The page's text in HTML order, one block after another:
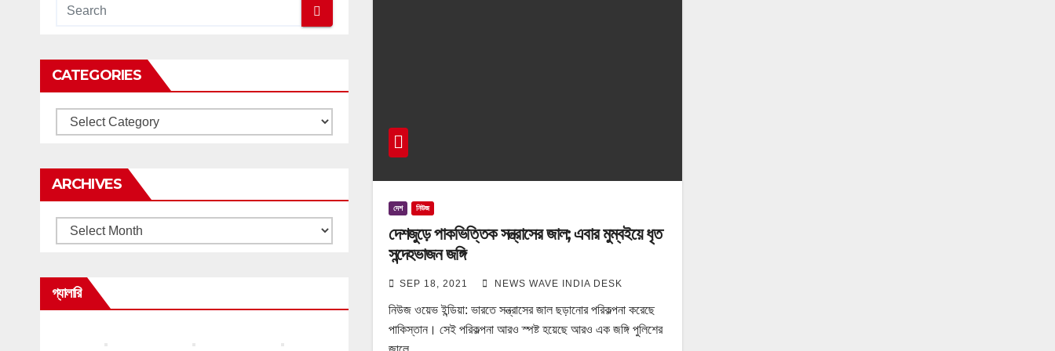
CATEGORIES
Categories
ARCHIVES
Archives
গ্যালারি
দেশ নিউজ
দেশজুড়ে পাকভিত্তিক সন্ত্রাসের জাল; এবার মুম্বইয়ে ধৃত
সন্দেহভাজন জঙ্গি
SEP 18, 2021 NEWS WAVE INDIA DESK
নিউজ ওয়েভ ইন্ডিয়া: ভারতে সন্ত্রাসের জাল ছড়ানোর পরিকল্পনা করেছে
পাকিস্তান। সেই পরিকল্পনা আরও স্পষ্ট হয়েছে আরও এক জঙ্গি পুলিশের